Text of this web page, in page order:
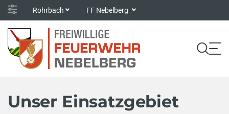
Rohrbach FF Nebelberg
Unser Einsatzgebiet